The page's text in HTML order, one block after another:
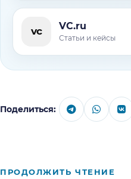
vc VC.ru
Статьи и кейсы
Поделиться:
ПРОДОЛЖИТЬ ЧТЕНИЕ